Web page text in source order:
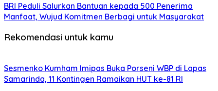
BRI Peduli Salurkan Bantuan kepada 500 Penerima
Manfaat, Wujud Komitmen Berbagi untuk Masyarakat
Rekomendasi untuk kamu
Sesmenko Kumham Imipas Buka Porseni WBP di Lapas
Samarinda, 11 Kontingen Ramaikan HUT ke-81 RI